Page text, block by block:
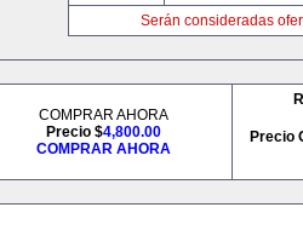
Serán consideradas
COMPRAR AHORA
Precio $4,800.00
COMPRAR AHORA
Precio